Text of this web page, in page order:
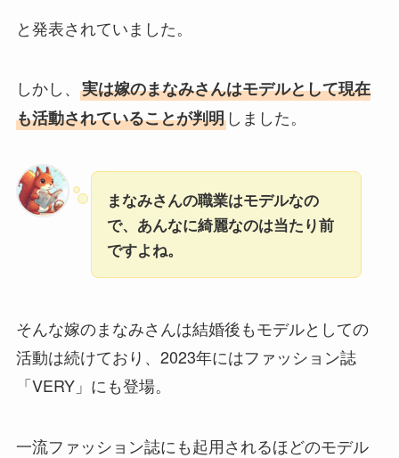
と発表されていました。
しかし、 実は嫁のまなみさんはモデルとして現在
も活動されていることが判明しました。
まなみさんの職業はモデルなの
で、あんなに綺麗なのは当たり前
ですよね。
そんな嫁のまなみさんは結婚後もモデルとしての
活動は続けており、2023年にはファッション誌
「VERY」にも登場。
一流ファッション誌にも起用されるほどのモデル